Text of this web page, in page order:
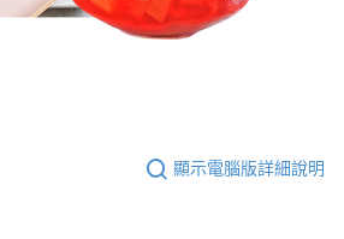
顯示電腦版詳細說明